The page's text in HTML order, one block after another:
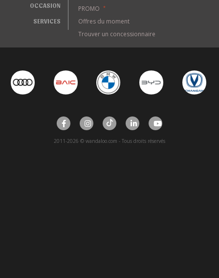
OCCASION
SERVICES
PROMO
*
Offres du moment
Trouver un concessionnaire
2011-2026 © wandaloo.com - Tous droits réservés